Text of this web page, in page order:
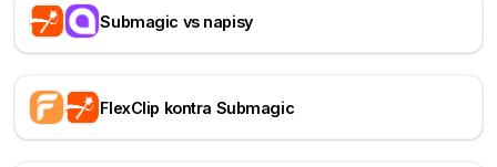
Submagic vs napisy
FlexClip kontra Submagic